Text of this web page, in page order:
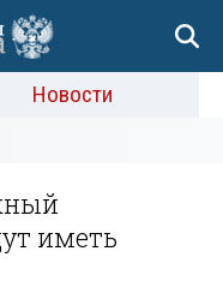
Новости
иметь